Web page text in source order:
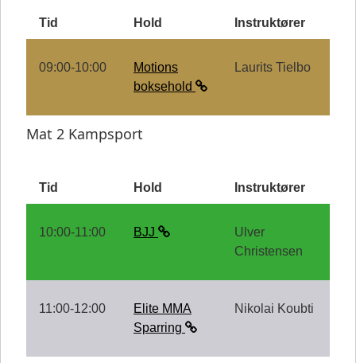
Tid Hold Instruktører
09:00-10:00
Motions
boksehold
Laurits Tielbo
Mat 2 Kampsport
Tid Hold Instruktører
10:00-11:00 BJJ
Ulver
Christensen
11:00-12:00
Elite MMA
Sparring
Nikolai Koubti